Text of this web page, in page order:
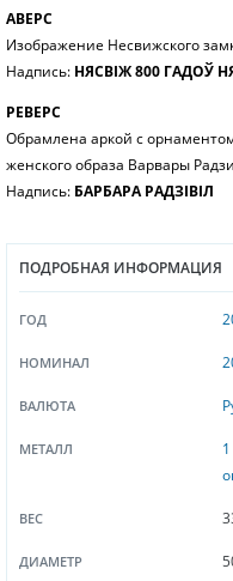
АВЕРС
Изображение Несвижского
Надпись: НЯСВІЖ 800 ГАДОЎ
РЕВЕРС
Обрамлена аркой с
женского образа Варвары
Надпись: БАРБАРА РАДЗІВІЛ
ПОДРОБНАЯ ИНФОРМАЦИЯ
ГОД
НОМИНАЛ
ВАЛЮТА
МЕТАЛЛ
ВЕС
ДИАМЕТР